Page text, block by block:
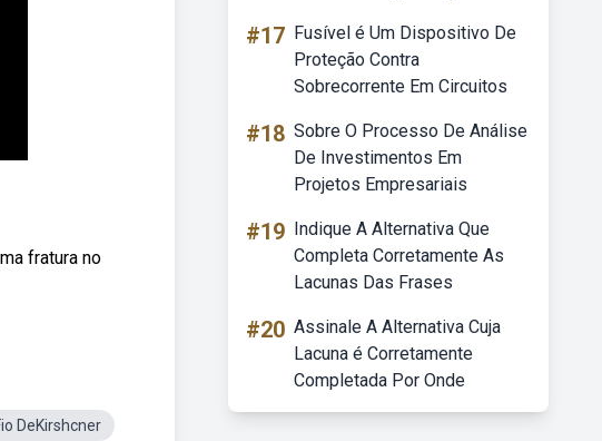
fratura no
DeKirshcner
#17 Fusível é Um Dispositivo De
Proteção Contra
Sobrecorrente Em Circuitos
#18 Sobre O Processo De Análise
De Investimentos Em
Projetos Empresariais
#19 Indique A Alternativa Que
Completa Corretamente As
Lacunas Das Frases
#20 Assinale A Alternativa Cuja
Lacuna é Corretamente
Completada Por Onde